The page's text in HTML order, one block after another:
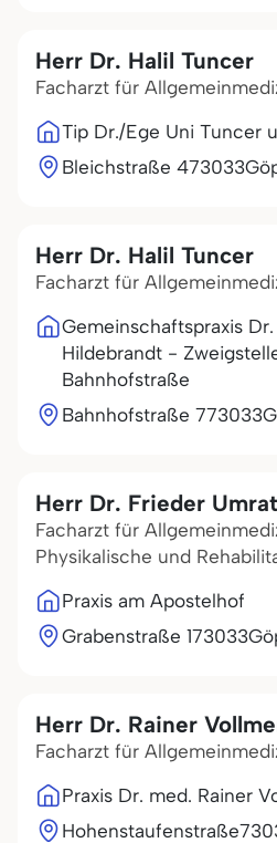
Herr Dr. Halil Tuncer
Facharzt für
Tip Dr./Ege Uni Tuncer
Bleichstraße 473033
Herr Dr. Halil Tuncer
Facharzt für
Gemeinschaftspraxis
Hildebrandt -
Bahnhofstraße
Bahnhofstraße 773033
Herr Dr. Frieder
Facharzt für
Physikalische und
Praxis am Apostelhof
Grabenstraße 173033
Herr Dr. Rainer
Facharzt für
Praxis Dr. med. Rainer
Hohenstaufenstraße